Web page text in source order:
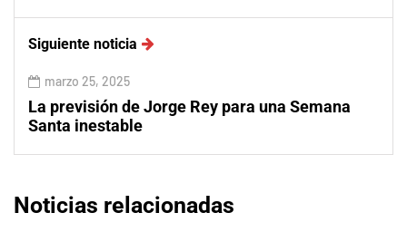
Siguiente noticia
marzo 25, 2025
La previsión de Jorge Rey para una Semana
Santa inestable
Noticias relacionadas